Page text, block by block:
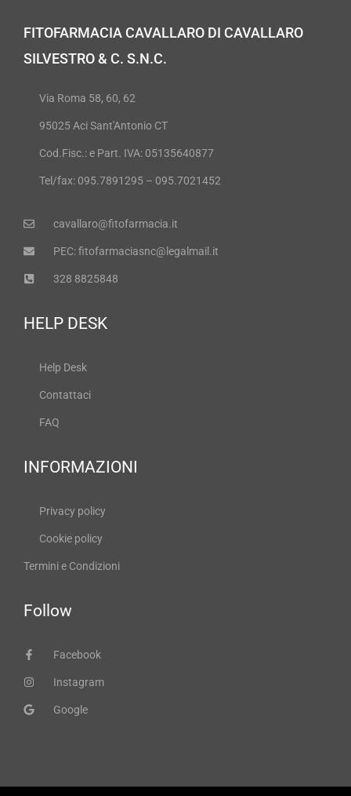
FITOFARMACIA CAVALLARO DI CAVALLARO
SILVESTRO & C. S.N.C.
Via Roma 58, 60, 62
95025 Aci Sant'Antonio CT
Cod.Fisc.: e Part. IVA: 05135640877
Tel/fax: 095.7891295 – 095.7021452
cavallaro@fitofarmacia.it
PEC: fitofarmaciasnc@legalmail.it
328 8825848
HELP DESK
Help Desk
Contattaci
FAQ
INFORMAZIONI
Privacy policy
Cookie policy
Termini e Condizioni
Follow
Facebook
Instagram
Google